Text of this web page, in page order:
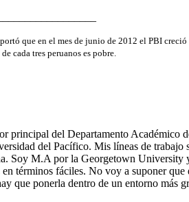
que en el mes de junio de 2012 el PBI
cada tres peruanos es pobre.
principal del Departamento Académico
del Pacífico. Mis líneas de
Soy M.A por la Georgetown University
en términos fáciles. No voy a suponer
que ponerla dentro de un entorno más